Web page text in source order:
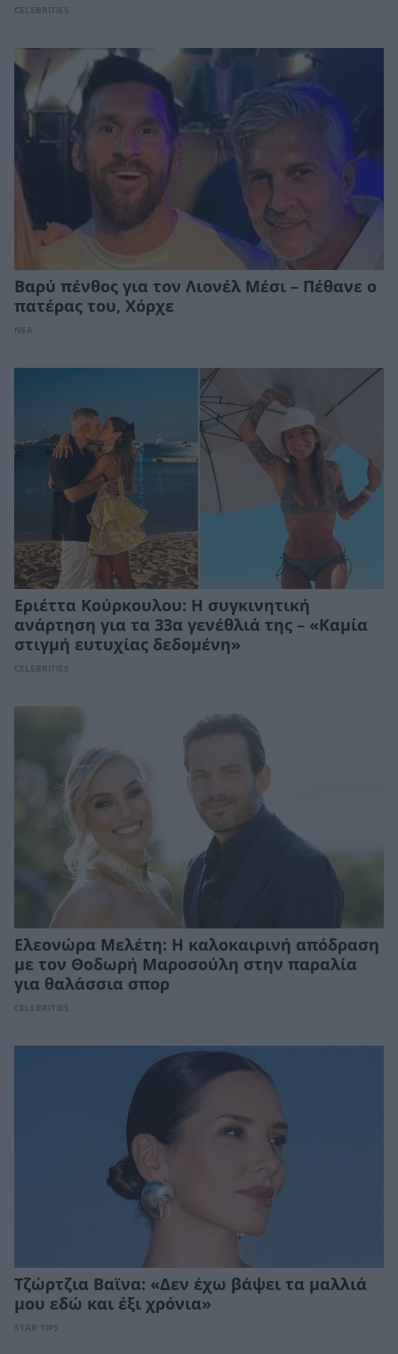
CELEBRITIES
Βαρύ πένθος για τον Λιονέλ Μέσι – Πέθανε ο
πατέρας του, Χόρχε
ΝΕΑ
Εριέττα Κούρκουλου: Η συγκινητική
ανάρτηση για τα 33α γενέθλιά της – «Καμία
στιγμή ευτυχίας δεδομένη»
CELEBRITIES
Ελεονώρα Μελέτη: Η καλοκαιρινή απόδραση
με τον Θοδωρή Μαροσούλη στην παραλία
για θαλάσσια σπορ
CELEBRITIES
Τζώρτζια Βαϊνα: «Δεν έχω βάψει τα μαλλιά
μου εδώ και έξι χρόνια»
STAR TIPS